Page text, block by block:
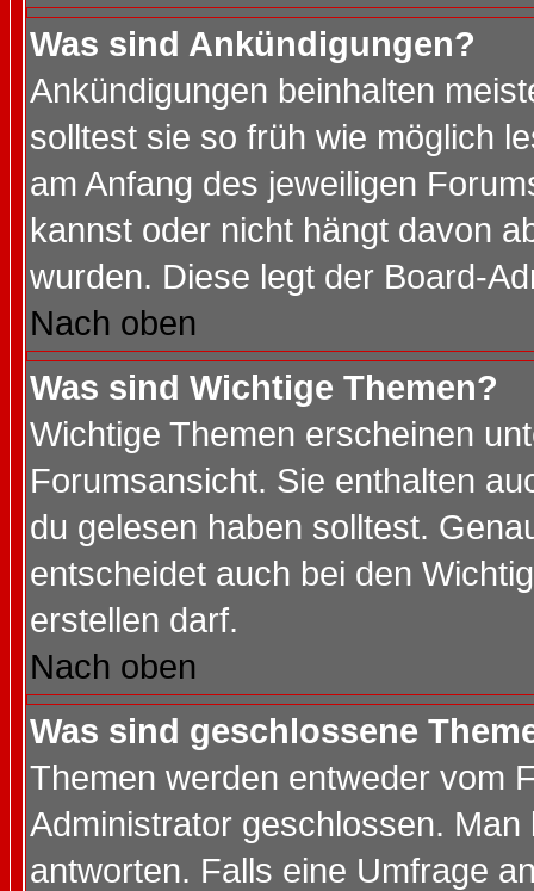
Was sind Ankündigungen?
Ankündigungen beinhalten
solltest sie so früh wie möglich
am Anfang des jeweiligen
kannst oder nicht hängt davon
wurden. Diese legt der Board-
Nach oben
Was sind Wichtige Themen?
Wichtige Themen erscheinen
Forumsansicht. Sie enthalten
du gelesen haben solltest.
entscheidet auch bei den
erstellen darf.
Nach oben
Was sind geschlossene
Themen werden entweder vom
Administrator geschlossen.
antworten. Falls eine Umfrage